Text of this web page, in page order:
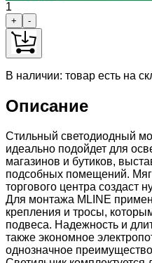
1
+ -
В наличии: товар есть на
Описание
Стильный светодиодный
идеально подойдет для
магазинов и бутиков,
подсобных помещений.
торгового центра создаст
Для монтажа MLINE
крепления и тросы,
подвеса. Надежность и
также экономное
однозначное